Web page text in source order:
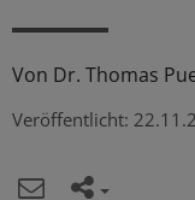
Von Dr. Thomas
Veröffentlicht: